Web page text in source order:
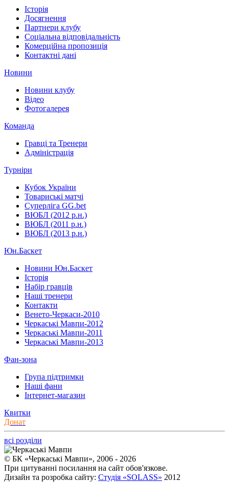
Історія
Досягнення
Партнери клубу
Соціальна відповідальність
Комерційна пропозиція
Контактні дані
Новини
Новини клубу
Відео
Фотогалерея
Команда
Гравці та Тренери
Адміністрація
Турніри
Кубок України
Товариські матчі
Суперліга GG.bet
ВЮБЛ (2012 р.н.)
ВЮБЛ (2011 р.н.)
ВЮБЛ (2013 р.н.)
Юн.Баскет
Новини Юн.Баскет
Історія
Набір гравців
Наші тренери
Контакти
Венето-Черкаси-2010
Черкаські Мавпи-2012
Черкаські Мавпи-2011
Черкаські Мавпи-2013
Фан-зона
Група підтримки
Наші фани
Інтернет-магазин
Квитки
Донат
всі розділи
© БК «Черкаські Мавпи», 2006 - 2026
При цитуванні посилання на сайт обов'язкове.
Дизайн та розробка сайту: Студія «SOLASS» 2012